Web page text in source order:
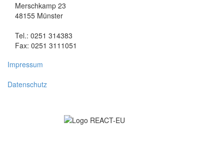
Merschkamp 23
48155 Münster
Tel.: 0251 314383
Fax: 0251 3111051
Impressum
Datenschutz